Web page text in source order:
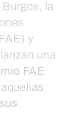
la
y
una
FAE